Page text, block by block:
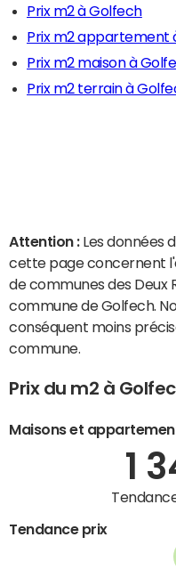
Prix m2 à Golfech
Prix m2 appartement
Prix m2 maison à
Prix m2 terrain à
Attention : Les données
cette page concernent
de communes des Deux
commune de Golfech.
conséquent moins
commune.
Prix du m2 à
Maisons et
1
Tendance prix